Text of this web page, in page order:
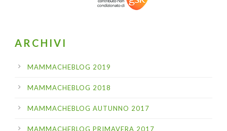
ARCHIVI
MAMMACHEBLOG 2019
MAMMACHEBLOG 2018
MAMMACHEBLOG AUTUNNO 2017
MAMMACHEBLOG PRIMAVERA 2017